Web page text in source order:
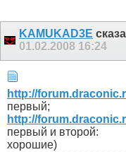
KAMUKAD3E
01.02.2008 16:24
http://
первый;
http://
первый и второй:
хорошие)